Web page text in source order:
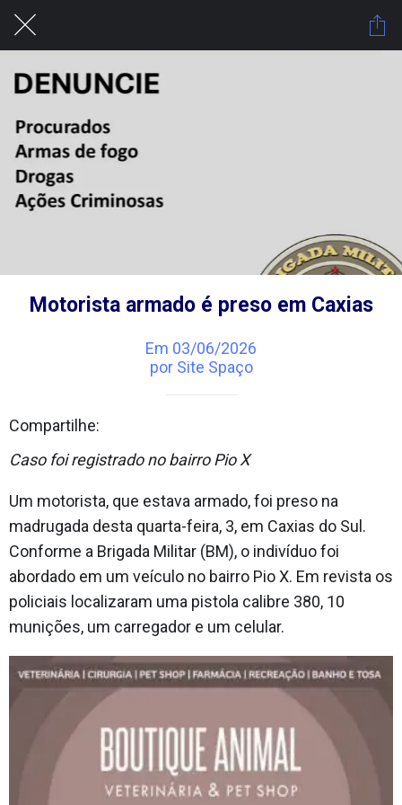
Motorista armado é preso em Caxias
Em 03/06/2026
por Site Spaço
Compartilhe:
Caso foi registrado no bairro Pio X
Um motorista, que estava armado, foi preso na
madrugada desta quarta-feira, 3, em Caxias do Sul.
Conforme a Brigada Militar (BM), o indivíduo foi
abordado em um veículo no bairro Pio X. Em revista os
policiais localizaram uma pistola calibre 380, 10
munições, um carregador e um celular.